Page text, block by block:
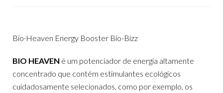
Bio·Heaven Energy Booster Bio-Bizz
BIO HEAVEN é um potenciador de energia altamente
concentrado que contém estimulantes ecológicos
cuidadosamente selecionados, como por exemplo, os